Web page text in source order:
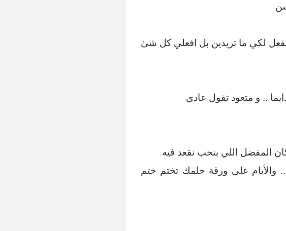
لكي ما تريدين بل افعلي كل شئ
.. و متعود تقول عادى
المفضل اللي بنحب نقعد فيه
والأيام على ورقة حلمك تختم ختم